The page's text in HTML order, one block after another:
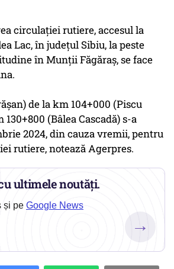
circulaţiei rutiere, accesul la
Lac, în judeţul Sibiu, la peste
în Munţii Făgăraş, se face
de la km 104+000 (Piscu
(Bâlea Cascadă) s-a
2024, din cauza vremii, pentru
rutiere, notează Agerpres.
ultimele noutăți.
și pe Google News
→